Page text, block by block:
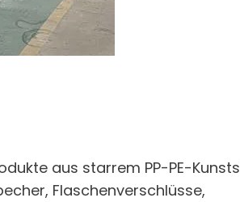
aus starrem PP-PE-
Flaschenverschlüsse,